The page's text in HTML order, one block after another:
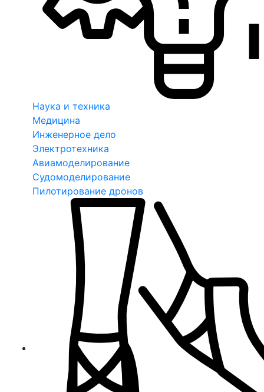
Наука и техника
Медицина
Инженерное дело
Электротехника
Авиамоделирование
Судомоделирование
Пилотирование дронов